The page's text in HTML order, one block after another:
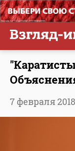
7 февраля